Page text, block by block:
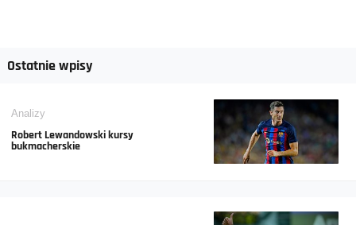
Ostatnie wpisy
Analizy
Robert Lewandowski kursy
bukmacherskie